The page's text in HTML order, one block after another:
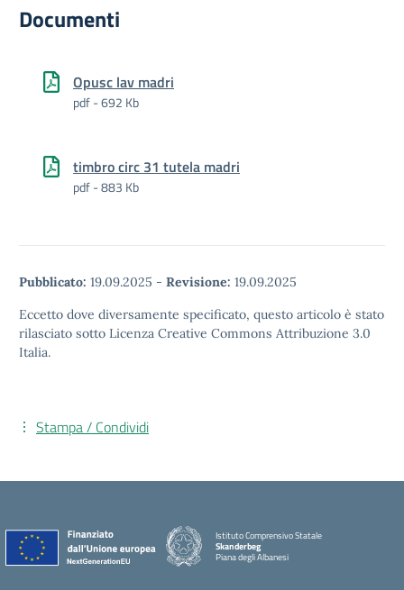
Documenti
Opusc lav madri
pdf - 692 Kb
timbro circ 31 tutela madri
pdf - 883 Kb
Pubblicato: 19.09.2025 - Revisione: 19.09.2025
Eccetto dove diversamente specificato, questo articolo è stato
rilasciato sotto Licenza Creative Commons Attribuzione 3.0
Italia.
Stampa / Condividi
Istituto Comprensivo Statale
Skanderbeg
Piana degli Albanesi